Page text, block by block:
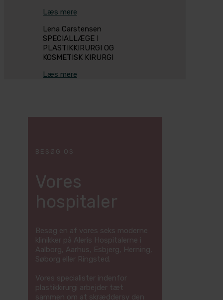
Læs mere
Lena Carstensen
SPECIALLÆGE I
PLASTIKKIRURGI OG
KOSMETISK KIRURGI
Læs mere
BESØG OS
Vores
hospitaler
Besøg en af vores seks moderne
klinikker på Aleris Hospitalerne i
Aalborg, Aarhus, Esbjerg, Herning,
Søborg eller Ringsted.
Vores specialister indenfor
plastikkirurgi arbejder tæt
sammen om at skræddersy den